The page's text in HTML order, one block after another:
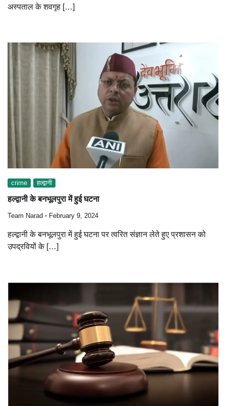
अस्पताल के शवगृह […]
crime हल्द्वानी
हल्द्वानी के बनभूलपुरा में हुई घटना
Team Narad February 9, 2024
हल्द्वानी के बनभूलपुरा में हुई घटना पर त्वरित संज्ञान लेते हुए प्रशासन को
उपद्रवियों के […]